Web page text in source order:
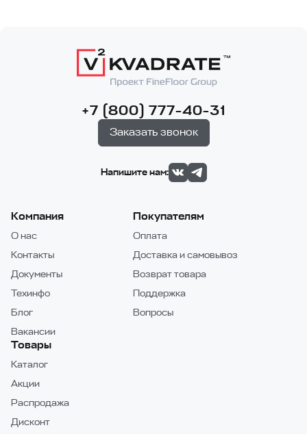
+7 (800) 777-40-31
Заказать звонок
Напишите нам:
Компания
О нас
Контакты
Документы
Техинфо
Блог
Вакансии
Покупателям
Оплата
Доставка и самовывоз
Возврат товара
Поддержка
Вопросы
Товары
Каталог
Акции
Распродажа
Дисконт